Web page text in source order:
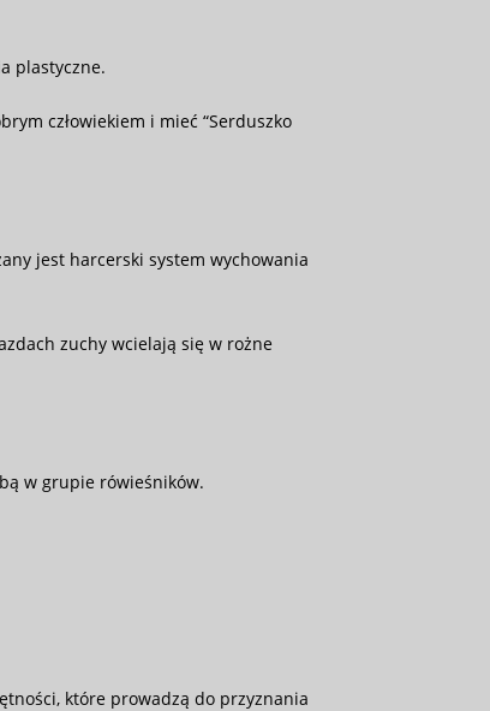
plastyczne.
człowiekiem i mieć “Serduszko
jest harcerski system wychowania
zuchy wcielają się w rożne
w grupie rówieśników.
które prowadzą do przyznania